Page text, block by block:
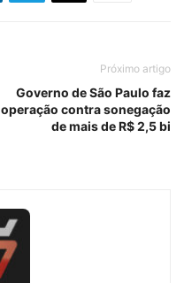
Próximo artigo
Governo de São Paulo faz
operação contra sonegação
de mais de R$ 2,5 bi